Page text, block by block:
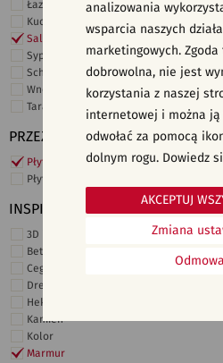
Łazienka
Kuchnia
Salon i hol
Sypialnia
Schody
Wnętrza komercyjne
Taras i ogród
PRZEZNACZENIE
Płytki ścienne
Płytki podłogowe
INSPIRACJE
3D i struktury
Beton
Cegiełki
Drewno
Heksagonalne
Kamień
Kolor
Marmur
analizowania
wsparcia naszych
marketingowych.
dobrowolna, nie jest
korzystania z naszej
internetowej i można
odwołać za pomocą
dolnym rogu. Dowiedz
Odmowa
Zmiana
AKCEPTUJ